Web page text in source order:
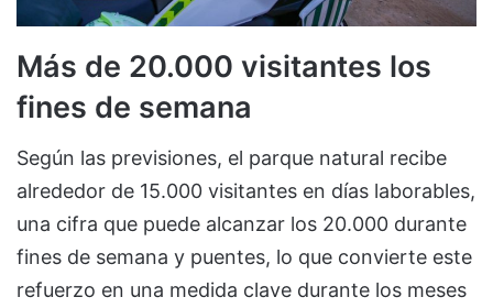
Más de 20.000 visitantes los
fines de semana
Según las previsiones, el parque natural recibe
alrededor de 15.000 visitantes en días laborables,
una cifra que puede alcanzar los 20.000 durante
fines de semana y puentes, lo que convierte este
refuerzo en una medida clave durante los meses